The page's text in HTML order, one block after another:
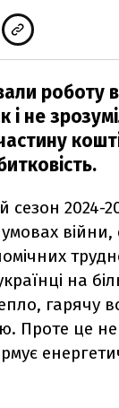
роботу
і не
2024-
війни,
на
гарячу
Проте це